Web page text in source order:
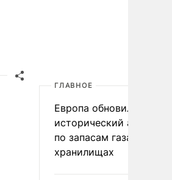
ГЛАВНОЕ
Европа обновила
исторический
по запасам газа в
хранилищах